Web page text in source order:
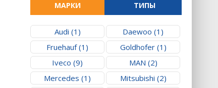
МАРКИ ТИПЫ
Audi (1)
Daewoo (1)
Fruehauf (1)
Goldhofer (1)
Iveco (9)
MAN (2)
Mercedes (1)
Mitsubishi (2)